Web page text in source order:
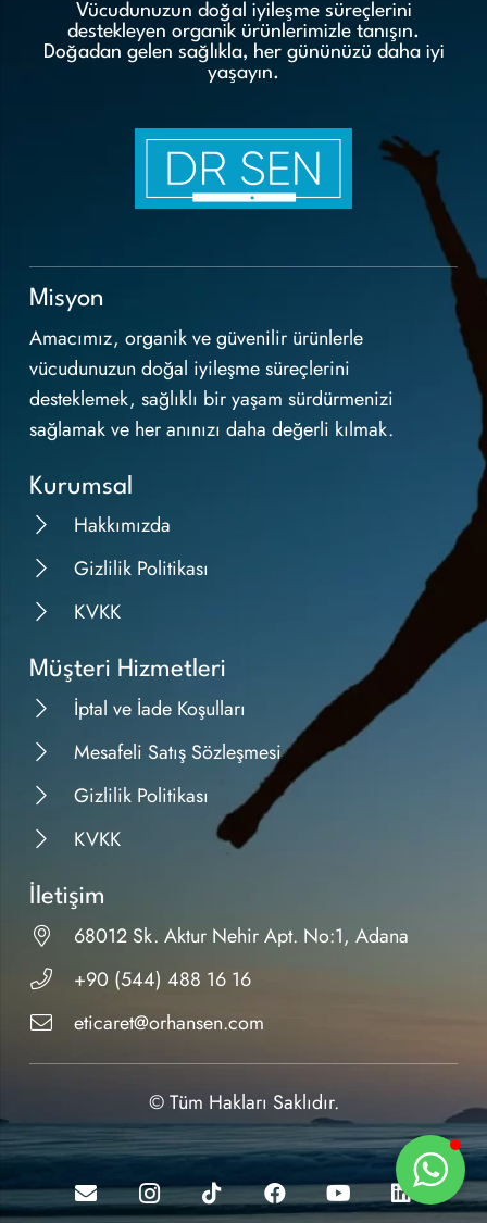
Vücudunuzun doğal iyileşme süreçlerini
destekleyen organik ürünlerimizle tanışın.
Doğadan gelen sağlıkla, her gününüzü daha iyi
yaşayın.
Misyon
Amacımız, organik ve güvenilir ürünlerle
vücudunuzun doğal iyileşme süreçlerini
desteklemek, sağlıklı bir yaşam sürdürmenizi
sağlamak ve her anınızı daha değerli kılmak.
Kurumsal
Hakkımızda
Gizlilik Politikası
KVKK
Müşteri Hizmetleri
İptal ve İade Koşulları
Mesafeli Satış Sözleşmesi
Gizlilik Politikası
KVKK
İletişim
68012 Sk. Aktur Nehir Apt. No:1, Adana
+90 (544) 488 16 16
eticaret@orhansen.com
© Tüm Hakları Saklıdır.